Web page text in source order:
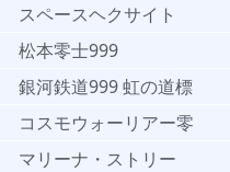
スペースヘクサイト
松本零士999
銀河鉄道999 虹の道標
コスモウォーリアー零
マリーナ・ストリー